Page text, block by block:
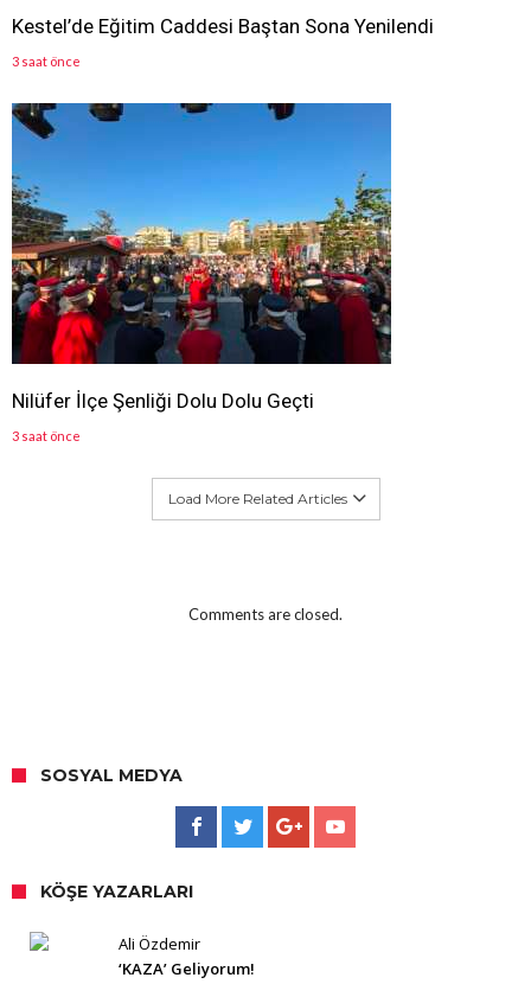
Kestel’de Eğitim Caddesi Baştan Sona Yenilendi
3 saat önce
Nilüfer İlçe Şenliği Dolu Dolu Geçti
3 saat önce
Load More Related Articles
Comments are closed.
SOSYAL MEDYA
KÖŞE YAZARLARI
Ali Özdemir
‘KAZA’ Geliyorum!